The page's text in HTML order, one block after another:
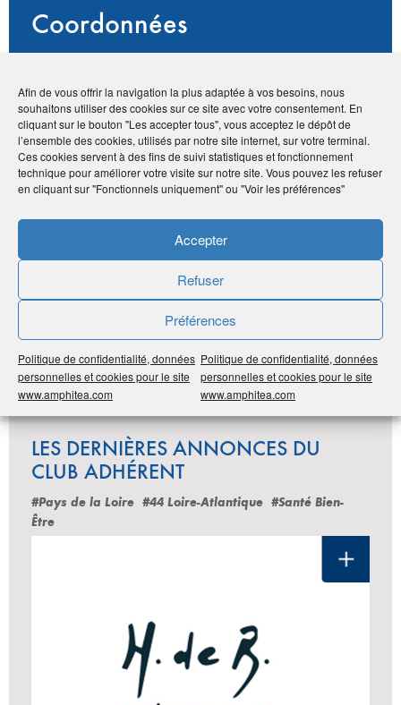
Afin de vous offrir la navigation la plus adaptée à vos besoins, nous
souhaitons utiliser des cookies sur ce site avec votre consentement. En
cliquant sur le bouton "Les accepter tous", vous acceptez le dépôt de
l’ensemble des cookies, utilisés par notre site internet, sur votre terminal.
Ces cookies servent à des fins de suivi statistiques et fonctionnement
technique pour améliorer votre visite sur notre site. Vous pouvez les refuser
en cliquant sur "Fonctionnels uniquement" ou "Voir les préférences"
Accepter
Refuser
Préférences
Politique de confidentialité, données
personnelles et cookies pour le site
www.amphitea.com
Politique de confidentialité, données
personnelles et cookies pour le site
www.amphitea.com
Coordonnées
•75 12 33-27 12 14
•direction@hestia-gouvernantes.com
•https://www.hestia-gouvernantes.com/
Imprimer
Partager
LES DERNIÈRES ANNONCES DU
CLUB ADHÉRENT
#Pays de la Loire #44 Loire-Atlantique #Santé Bien-
Être